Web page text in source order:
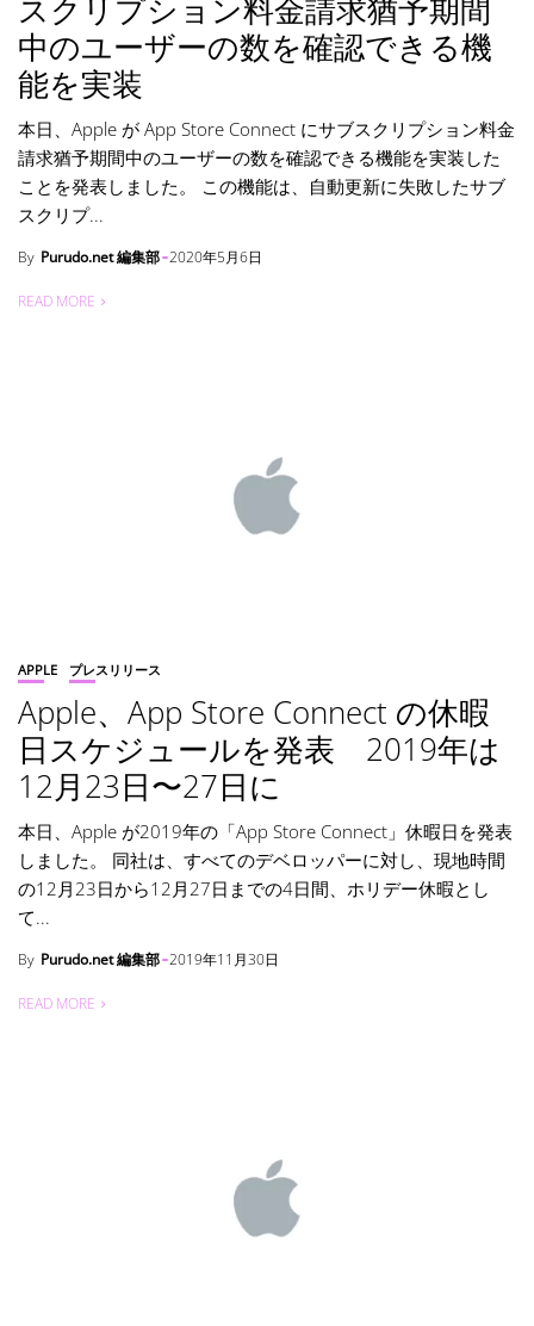
スクリプション料金請求猶予期間
中のユーザーの数を確認できる機
能を実装
本日、Apple が App Store Connect にサブスクリプション料金
請求猶予期間中のユーザーの数を確認できる機能を実装した
ことを発表しました。 この機能は、自動更新に失敗したサブ
スクリプ...
By Purudo.net 編集部 2020年5月6日
READ MORE
APPLE プレスリリース
Apple、App Store Connect の休暇
日スケジュールを発表 2019年は
12月23日〜27日に
本日、Apple が2019年の「App Store Connect」休暇日を発表
しました。 同社は、すべてのデベロッパーに対し、現地時間
の12月23日から12月27日までの4日間、ホリデー休暇とし
て...
By Purudo.net 編集部 2019年11月30日
READ MORE